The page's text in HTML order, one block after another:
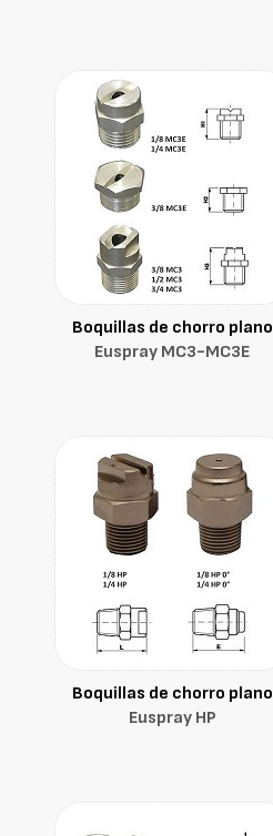
Boquillas de chorro plano
Euspray MC3-MC3E
Boquillas de chorro plano
Euspray HP